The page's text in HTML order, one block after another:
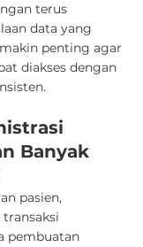
terus
data yang
penting agar
diakses dengan
Banyak
pasien,
transaksi
pembuatan